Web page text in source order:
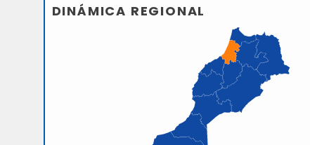
DINÁMICA REGIONAL